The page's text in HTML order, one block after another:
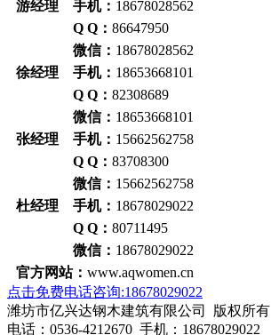
游经理 手机： 18678028562
Q Q： 86647950
微信： 18678028562
徐经理 手机： 18653668101
Q Q： 82308689
微信： 18653668101
张经理 手机： 15662562758
Q Q： 83708300
微信： 15662562758
杜经理 手机： 18678029022
Q Q： 80711495
微信： 18678029022
官方网站： www.aqwomen.cn
点击免费电话咨询:18678029022
潍坊市亿兴达钢木建筑有限公司 版权所有
电话：0536-4212670 手机：18678029022